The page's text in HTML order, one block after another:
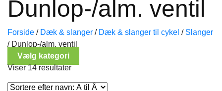
Dunlop-/alm. ventil
Forside / Dæk & slanger / Dæk & slanger til cykel / Slanger
/Dunlop-/alm. ventil
Vælg kategori
Viser 14 resultater